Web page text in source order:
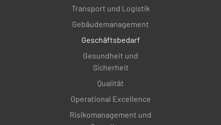
Transport und Logistik
Gebäudemanagement
Geschäftsbedarf
Gesundheit und
Sicherheit
Qualität
Operational Excellence
Risikomanagement und